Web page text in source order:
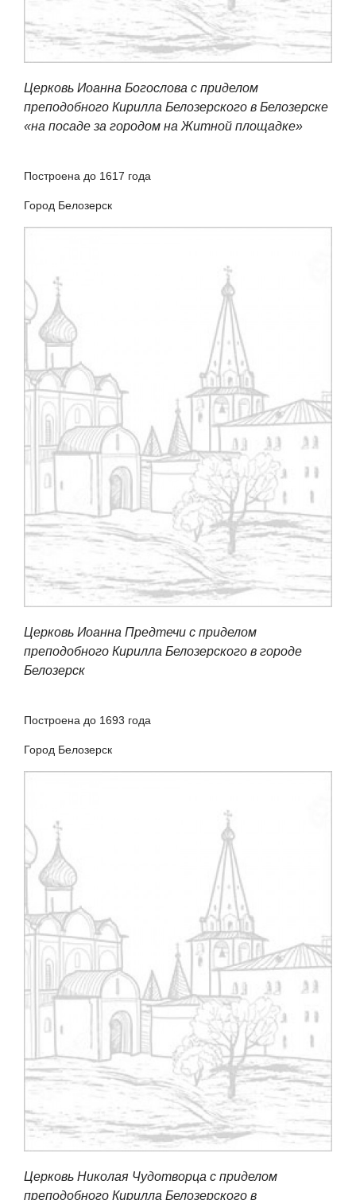
Церковь Иоанна Богослова с приделом
преподобного Кирилла Белозерского в Белозерске
«на посаде за городом на Житной площадке»
Построена до 1617 года
Город Белозерск
Церковь Иоанна Предтечи с приделом
преподобного Кирилла Белозерского в городе
Белозерск
Построена до 1693 года
Город Белозерск
Церковь Николая Чудотворца с приделом
преподобного Кирилла Белозерского в